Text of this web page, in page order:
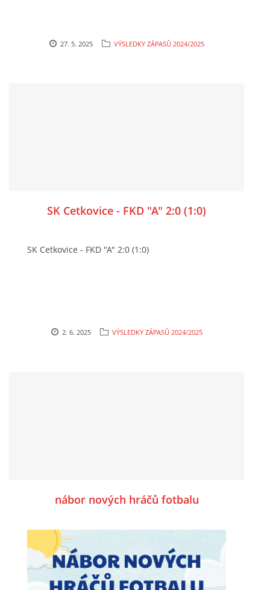
27. 5. 2025 VÝSLEDKY ZÁPASŮ 2024/2025
SK Cetkovice - FKD "A" 2:0 (1:0)
SK Cetkovice - FKD "A" 2:0 (1:0)
2. 6. 2025 VÝSLEDKY ZÁPASŮ 2024/2025
nábor nových hráčů fotbalu